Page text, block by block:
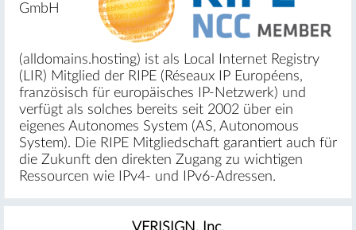
GmbH
(alldomains.hosting) ist als Local Internet Registry
(LIR) Mitglied der RIPE (Réseaux IP Européens,
französisch für europäisches IP-Netzwerk) und
verfügt als solches bereits seit 2002 über ein
eigenes Autonomes System (AS, Autonomous
System). Die RIPE Mitgliedschaft garantiert auch für
die Zukunft den direkten Zugang zu wichtigen
Ressourcen wie IPv4- und IPv6-Adressen.